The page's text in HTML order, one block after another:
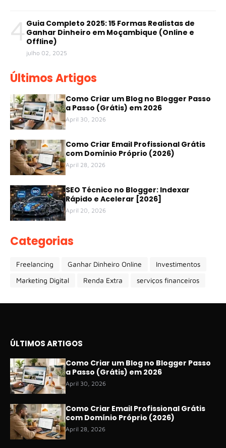
4 Guia Completo 2025: 15 Formas Realistas de
Ganhar Dinheiro em Moçambique (Online e
Offline)
julho 02, 2025
Últimos Artigos
Como Criar um Blog no Blogger Passo
a Passo (Grátis) em 2026
April 30, 2026
Como Criar Email Profissional Grátis
com Domínio Próprio (2026)
April 28, 2026
SEO Técnico no Blogger: Indexar
Rápido e Acelerar [2026]
April 20, 2026
Categorias
Freelancing Ganhar Dinheiro Online
Investimentos
Marketing Digital
Renda Extra serviços financeiros
ÚLTIMOS ARTIGOS
Como Criar um Blog no Blogger Passo
a Passo (Grátis) em 2026
April 30, 2026
Como Criar Email Profissional Grátis
com Domínio Próprio (2026)
April 28, 2026